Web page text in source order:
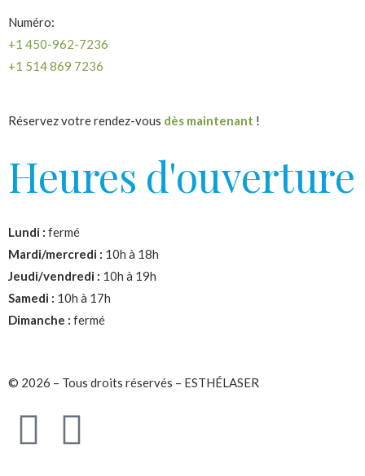
Numéro:
+1 450-962-7236
+1 514 869 7236
Réservez votre rendez-vous dès maintenant !
Heures d'ouverture
Lundi : fermé
Mardi/mercredi : 10h à 18h
Jeudi/vendredi : 10h à 19h
Samedi : 10h à 17h
Dimanche : fermé
© 2026 – Tous droits réservés – ESTHÉLASER